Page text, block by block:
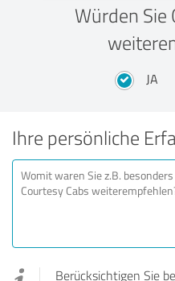
Würden Sie
JA
Ihre persönliche
Berücksichtigen Sie